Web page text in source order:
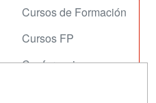
Cursos de Formación
Cursos FP
Conferencias